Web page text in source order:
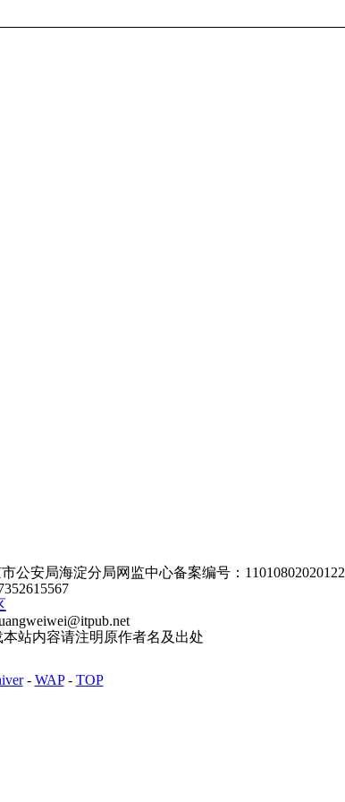
公安局海淀分局网监中心备案编号：11010802020122
站内容请注明原作者名及出处
- WAP- TOP